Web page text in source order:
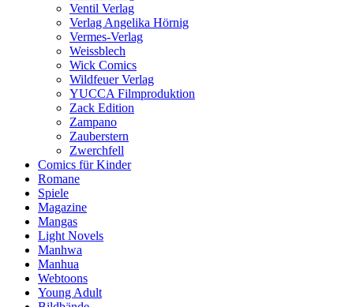
Ventil Verlag
Verlag Angelika Hörnig
Vermes-Verlag
Weissblech
Wick Comics
Wildfeuer Verlag
YUCCA Filmproduktion
Zack Edition
Zampano
Zauberstern
Zwerchfell
Comics für Kinder
Romane
Spiele
Magazine
Mangas
Light Novels
Manhwa
Manhua
Webtoons
Young Adult